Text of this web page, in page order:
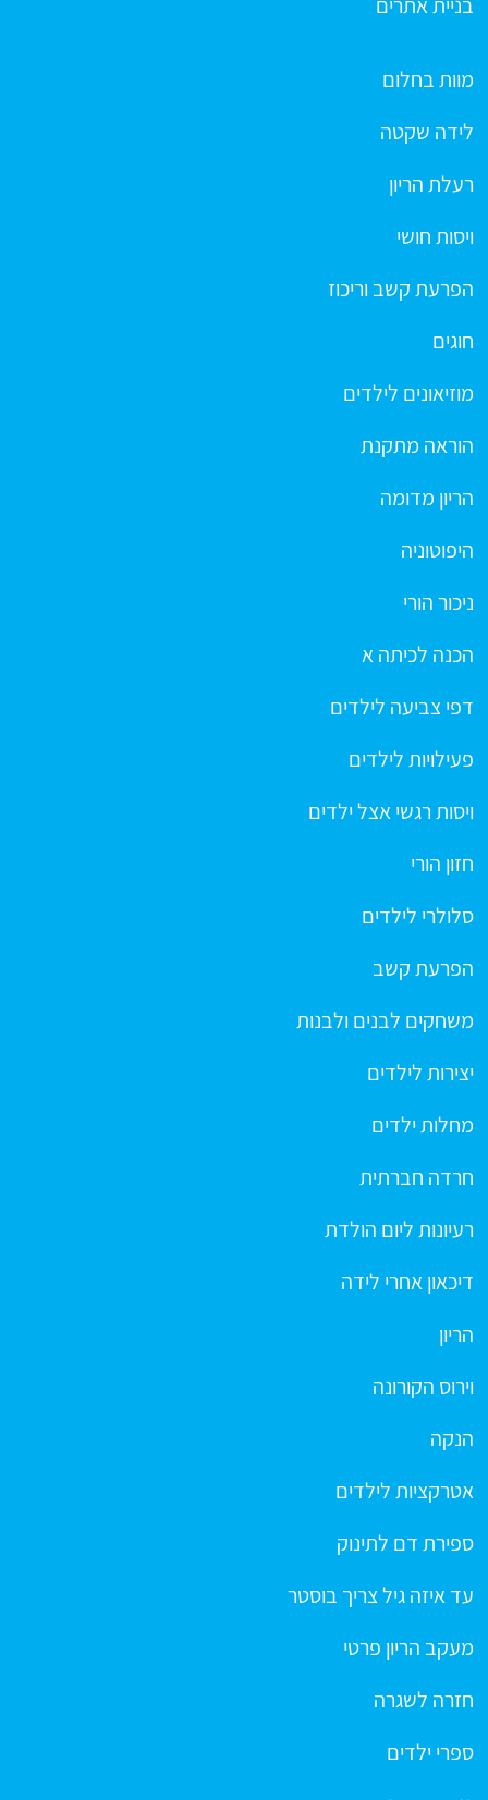
מוות בחלום
לידה שקטה
רעלת הריון
ויסות חושי
הפרעת קשב וריכוז
חוגים
מוזיאונים לילדים
הוראה מתקנת
הריון מדומה
היפוטוניה
ניכור הורי
הכנה לכיתה א
דפי צביעה לילדים
פעילויות לילדים
ויסות רגשי אצל ילדים
חזון הורי
סלולרי לילדים
הפרעת קשב
משחקים לבנים ולבנות
יצירות לילדים
מחלות ילדים
חרדה חברתית
רעיונות ליום הולדת
דיכאון אחרי לידה
הריון
וירוס הקורונה
הנקה
אטרקציות לילדים
ספירת דם לתינוק
עד איזה גיל צריך בוסטר
מעקב הריון פרטי
חזרה לשגרה
ספרי ילדים